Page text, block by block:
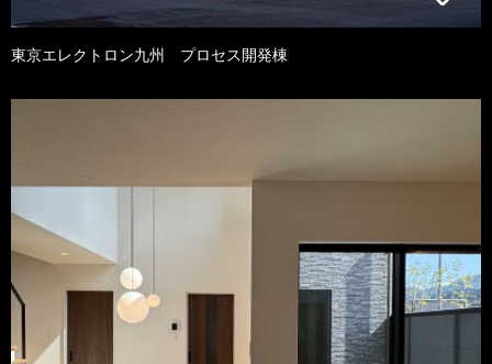
東京エレクトロン九州 プロセス開発棟